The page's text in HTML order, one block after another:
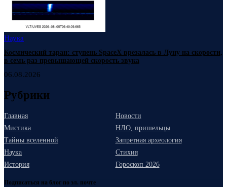
Наука
Космический таран: ступень SpaceX врезалась в Луну на скорости,
в семь раз превышающей скорость звука
06.08.2026
Рубрики
Главная
Новости
Мистика
НЛО, пришельцы
Тайны вселенной
Запретная археология
Наука
Стихия
История
Гороскоп 2026
Подписаться на блог по эл. почте